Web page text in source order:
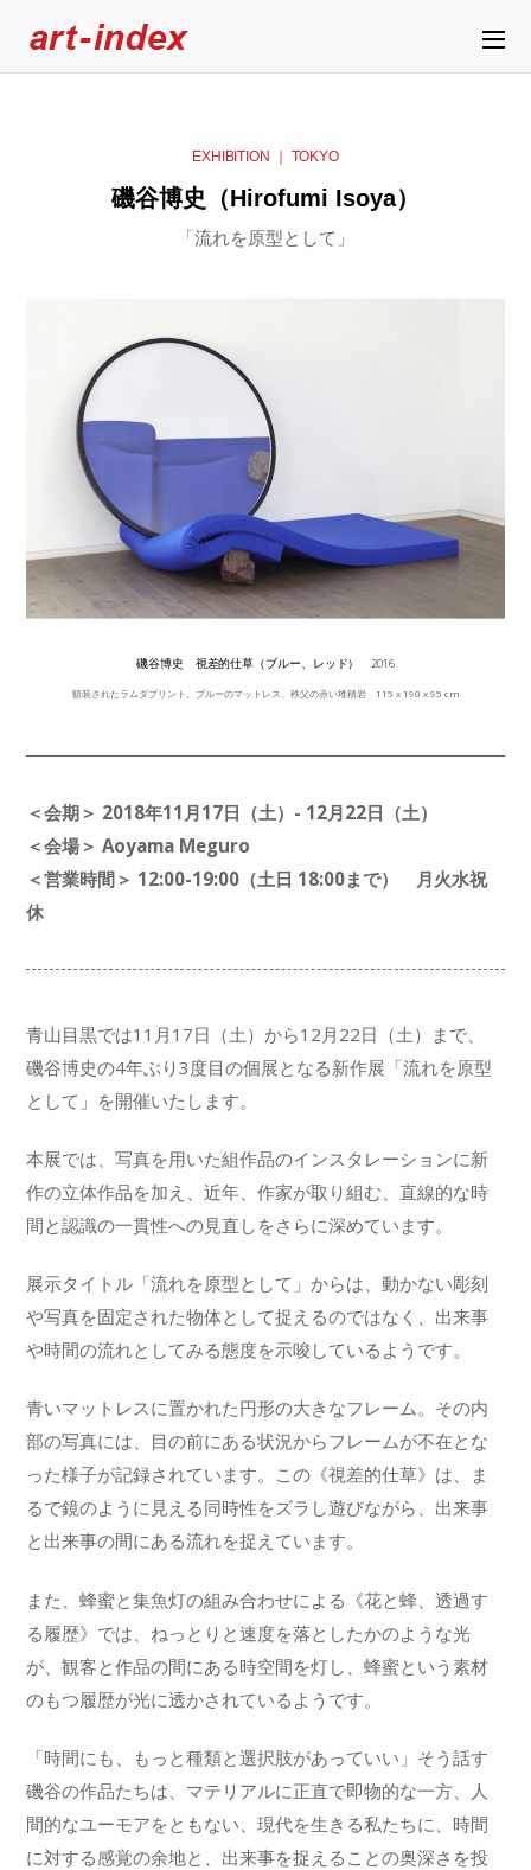
EXHIBITION ｜ TOKYO
磯谷博史（Hirofumi Isoya）
「流れを原型として」
磯谷博史 視差的仕草（ブルー、レッド） 2016
額装されたラムダプリント、ブルーのマットレス、秩父の赤い堆積岩 115 x 190 x 95 cm
＜会期＞ 2018年11月17日（土）- 12月22日（土）
＜会場＞ Aoyama Meguro
＜営業時間＞ 12:00-19:00（土日 18:00まで） 月火水祝
休
青山目黒では11月17日（土）から12月22日（土）まで、
磯谷博史の4年ぶり3度目の個展となる新作展「流れを原型
として」を開催いたします。
本展では、写真を用いた組作品のインスタレーションに新
作の立体作品を加え、近年、作家が取り組む、直線的な時
間と認識の一貫性への見直しをさらに深めています。
展示タイトル「流れを原型として」からは、動かない彫刻
や写真を固定された物体として捉えるのではなく、出来事
や時間の流れとしてみる態度を示唆しているようです。
青いマットレスに置かれた円形の大きなフレーム。その内
部の写真には、目の前にある状況からフレームが不在とな
った様子が記録されています。この《視差的仕草》は、ま
るで鏡のように見える同時性をズラし遊びながら、出来事
と出来事の間にある流れを捉えています。
また、蜂蜜と集魚灯の組み合わせによる《花と蜂、透過す
る履歴》では、ねっとりと速度を落としたかのような光
が、観客と作品の間にある時空間を灯し、蜂蜜という素材
のもつ履歴が光に透かされているようです。
「時間にも、もっと種類と選択肢があっていい」そう話す
磯谷の作品たちは、マテリアルに正直で即物的な一方、人
間的なユーモアをともない、現代を生きる私たちに、時間
に対する感覚の余地と、出来事を捉えることの奥深さを投